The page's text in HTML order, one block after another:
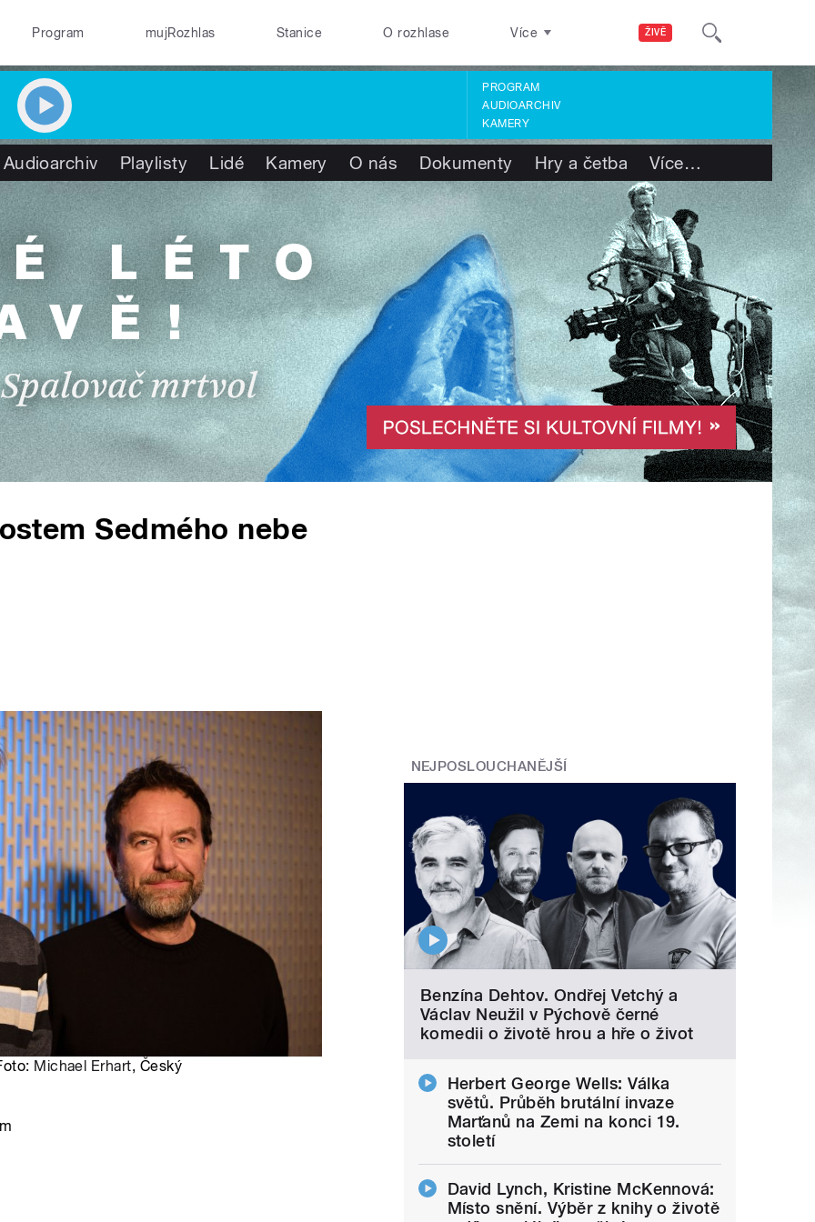
ŽIVĚ
Program mujRozhlas Stanice O rozhlase Více
PROGRAM
AUDIOARCHIV
KAMERY
Audioarchiv Playlisty Lidé Kamery O nás Dokumenty Hry a četba Více…
Sedmého nebe
Michael Erhart, Český
NEJPOSLOUCHANĚJŠÍ
Benzína Dehtov. Ondřej Vetchý a
Václav Neužil v Pýchově černé
komedii o životě hrou a hře o život
Herbert George Wells: Válka
světů. Průběh brutální invaze
Marťanů na Zemi na konci 19.
století
David Lynch, Kristine McKennová:
Místo snění. Výběr z knihy o životě